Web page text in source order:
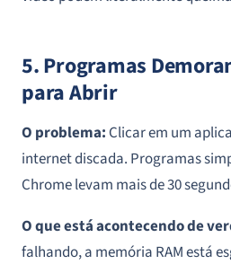
5. Programas
para Abrir
O problema: Clicar em um
internet discada. Programas
Chrome levam mais de 30
O que está acontecendo de
falhando, a memória RAM está